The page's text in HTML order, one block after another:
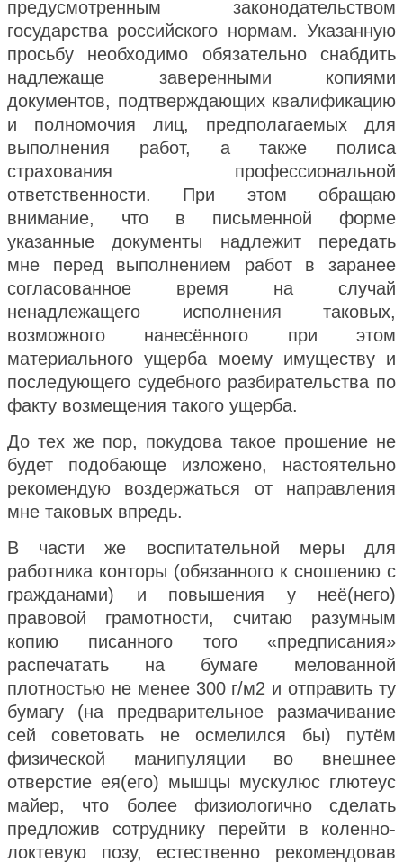
предусмотренным законодательством
государства российского нормам. Указанную
просьбу необходимо обязательно снабдить
надлежаще заверенными копиями
документов, подтверждающих квалификацию
и полномочия лиц, предполагаемых для
выполнения работ, а также полиса
страхования профессиональной
ответственности. При этом обращаю
внимание, что в письменной форме
указанные документы надлежит передать
мне перед выполнением работ в заранее
согласованное время на случай
ненадлежащего исполнения таковых,
возможного нанесённого при этом
материального ущерба моему имуществу и
последующего судебного разбирательства по
факту возмещения такого ущерба.
До тех же пор, покудова такое прошение не
будет подобающе изложено, настоятельно
рекомендую воздержаться от направления
мне таковых впредь.
В части же воспитательной меры для
работника конторы (обязанного к сношению с
гражданами) и повышения у неё(него)
правовой грамотности, считаю разумным
копию писанного того «предписания»
распечатать на бумаге мелованной
плотностью не менее 300 г/м2 и отправить ту
бумагу (на предварительное размачивание
сей советовать не осмелился бы) путём
физической манипуляции во внешнее
отверстие ея(его) мышцы мускулюс глютеус
майер, что более физиологично сделать
предложив сотруднику перейти в коленно-
локтевую позу, естественно рекомендовав